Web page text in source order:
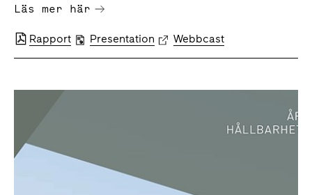
Läs mer här
Rapport Presentation Webbcast